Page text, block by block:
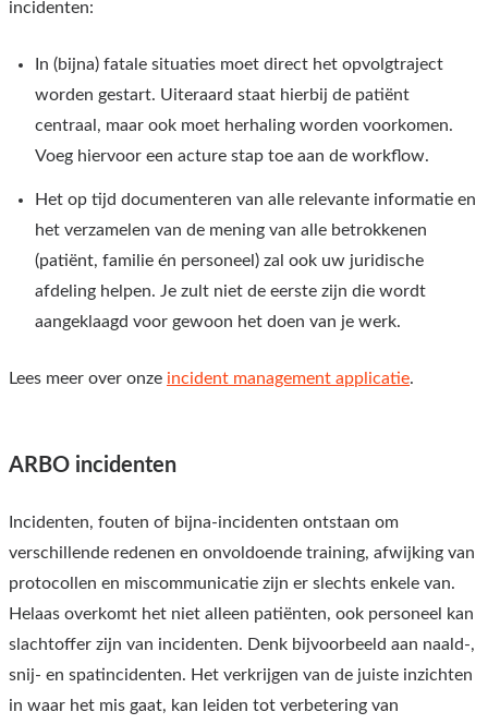
incidenten:
In (bijna) fatale situaties moet direct het opvolgtraject
worden gestart. Uiteraard staat hierbij de patiënt
centraal, maar ook moet herhaling worden voorkomen.
Voeg hiervoor een acture stap toe aan de workflow.
Het op tijd documenteren van alle relevante informatie en
het verzamelen van de mening van alle betrokkenen
(patiënt, familie én personeel) zal ook uw juridische
afdeling helpen. Je zult niet de eerste zijn die wordt
aangeklaagd voor gewoon het doen van je werk.
Lees meer over onze incident management applicatie.
ARBO incidenten
Incidenten, fouten of bijna-incidenten ontstaan om
verschillende redenen en onvoldoende training, afwijking van
protocollen en miscommunicatie zijn er slechts enkele van.
Helaas overkomt het niet alleen patiënten, ook personeel kan
slachtoffer zijn van incidenten. Denk bijvoorbeeld aan naald-,
snij- en spatincidenten. Het verkrijgen van de juiste inzichten
in waar het mis gaat, kan leiden tot verbetering van